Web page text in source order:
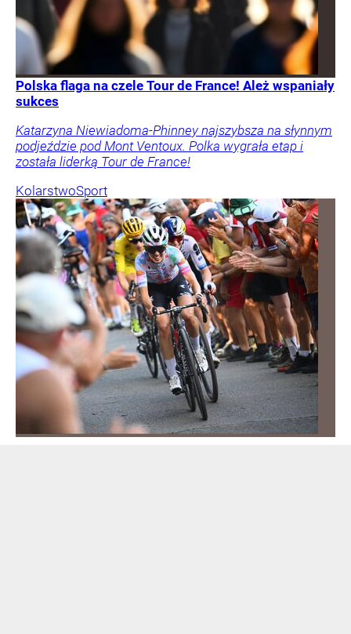
Polska flaga na czele Tour de France! Ależ wspaniały
sukces
Katarzyna Niewiadoma-Phinney najszybsza na słynnym
podjeździe pod Mont Ventoux. Polka wygrała etap i
została liderką Tour de France!
KolarstwoSport